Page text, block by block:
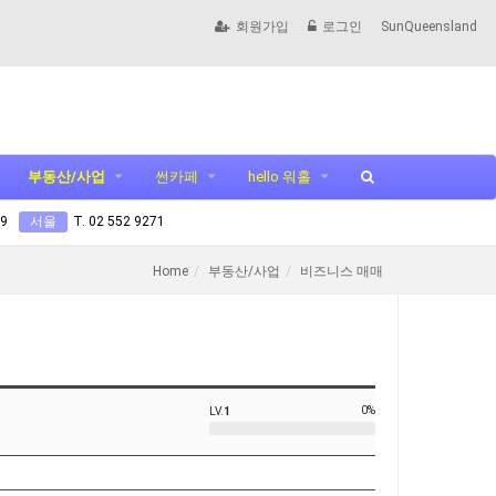
회원가입 로그인 SunQueensland
부동산/사업 썬카페 hello 워홀
서울 T. 02 552 9271
Home 부동산/사업 비즈니스 매매
LV.1 0%